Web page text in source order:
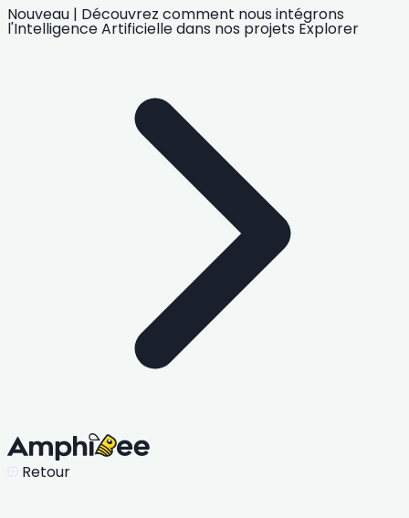
Nouveau | Découvrez comment nous intégrons
l'Intelligence Artificielledans nos projets Explorer
Retour